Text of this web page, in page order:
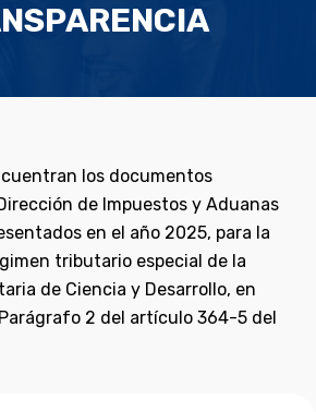
los documentos
de Impuestos y Aduanas
en el año 2025, para la
tributario especial de la
de Ciencia y Desarrollo, en
2 del artículo 364-5 del